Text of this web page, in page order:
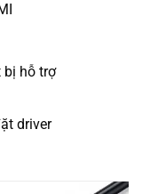
bị hỗ trợ
driver